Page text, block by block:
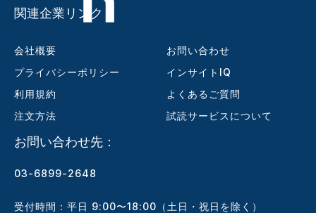
関連企業リンク
会社概要
プライバシーポリシー
利用規約
注文方法
お問い合わせ
インサイトIQ
よくあるご質問
試読サービスについて
お問い合わせ先：
03-6899-2648
受付時間：平日 9:00〜18:00（土日・祝日を除く）